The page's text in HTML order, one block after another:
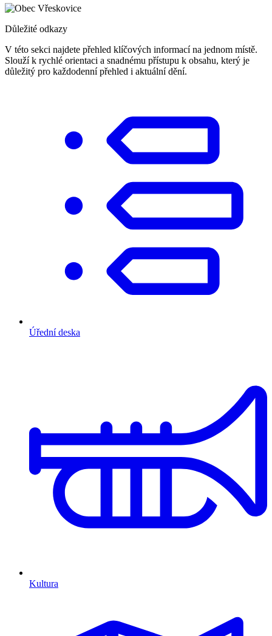
Důležité odkazy
V této sekci najdete přehled klíčových informací na jednom místě.
Slouží k rychlé orientaci a snadnému přístupu k obsahu, který je
důležitý pro každodenní přehled i aktuální dění.
Úřední deska
Kultura